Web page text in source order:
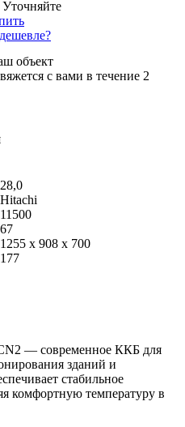
объект
с вами в течение 2
28,0
Hitachi
11500
67
1255 x 908 x 700
177
— современное ККБ для
зданий и
стабильное
комфортную температуру в